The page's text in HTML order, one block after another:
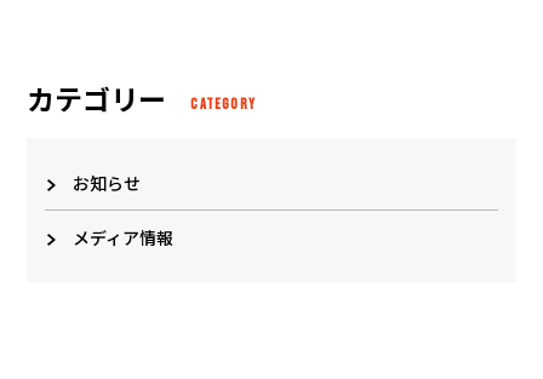
カテゴリー CATEGORY
お知らせ
メディア情報